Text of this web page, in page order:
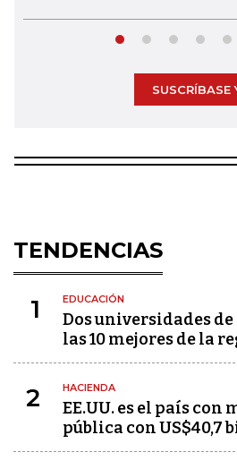
SUSCRÍBASE
TENDENCIAS
1 EDUCACIÓN
Dos universidades
las 10 mejores de la
2 HACIENDA
EE.UU. es el país con
pública con US$40,7